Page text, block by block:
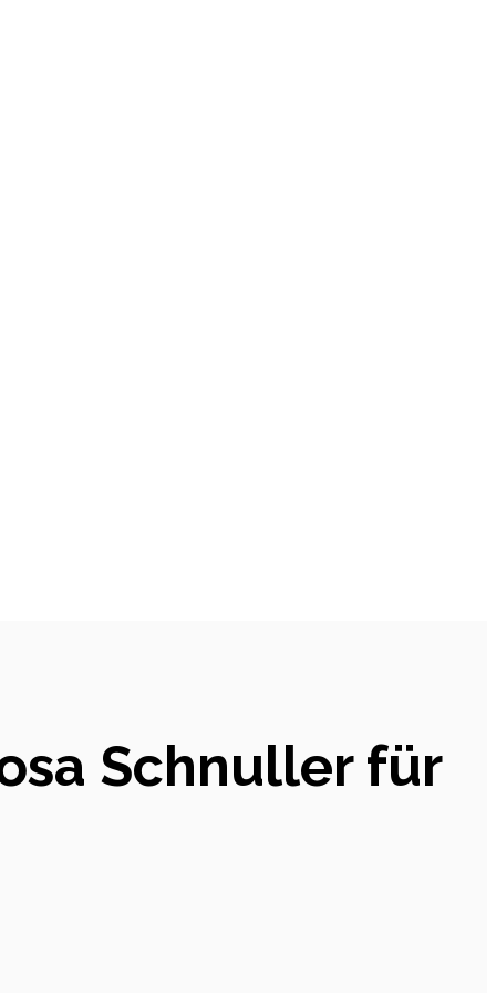
Schnuller für